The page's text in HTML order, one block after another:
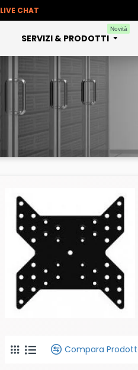
LIVE CHAT
SERVIZI & PRODOTTI
Novità
Compara